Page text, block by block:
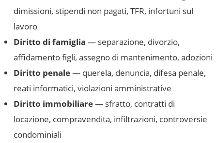
dimissioni, stipendi non pagati, TFR, infortuni sul
lavoro
Diritto di famiglia — separazione, divorzio,
affidamento figli, assegno di mantenimento, adozioni
Diritto penale— querela, denuncia, difesa penale,
reati informatici, violazioni amministrative
Diritto immobiliare— sfratto, contratti di
locazione, compravendita, infiltrazioni, controversie
condominiali